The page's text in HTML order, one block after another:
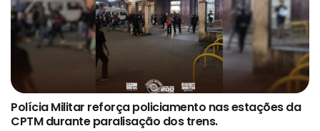
Polícia Militar reforça policiamento nas estações da
CPTM durante paralisação dos trens.